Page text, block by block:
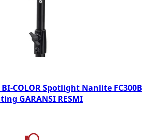
BI-COLOR Spotlight Nanlite FC300B
GARANSI RESMI